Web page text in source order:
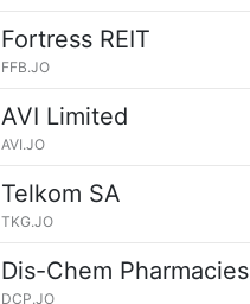
Fortress REIT
FFB.JO
AVI Limited
AVI.JO
Telkom SA
TKG.JO
Dis-Chem Pharmacies
DCP.JO